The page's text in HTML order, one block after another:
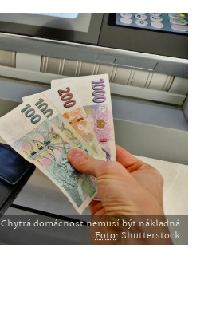
Chytrá domácnost nemusí být nákladná
Foto: Shutterstock